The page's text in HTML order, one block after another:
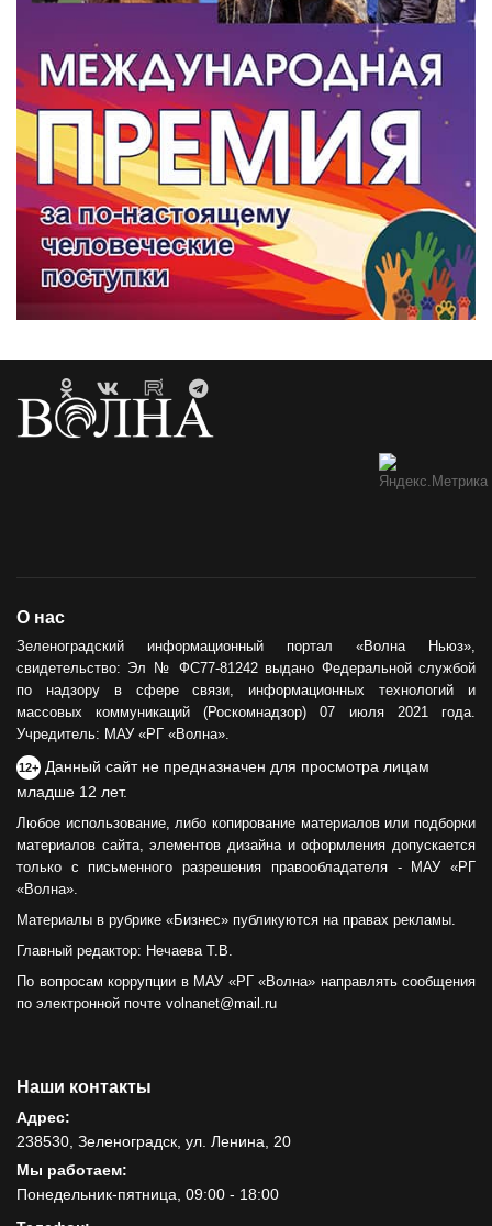
О нас
Зеленоградский информационный портал «Волна Ньюз»,
свидетельство: Эл № ФС77-81242 выдано Федеральной службой
по надзору в сфере связи, информационных технологий и
массовых коммуникаций (Роскомнадзор) 07 июля 2021 года.
Учредитель: МАУ «РГ «Волна».
12+ Данный сайт не предназначен для просмотра лицам
младше 12 лет.
Любое использование, либо копирование материалов или подборки
материалов сайта, элементов дизайна и оформления допускается
только с письменного разрешения правообладателя - МАУ «РГ
«Волна».
Материалы в рубрике «Бизнес» публикуются на правах рекламы.
Главный редактор: Нечаева Т.В.
По вопросам коррупции в МАУ «РГ «Волна» направлять сообщения
по электронной почте volnanet@mail.ru
Наши контакты
Адрес:
238530, Зеленоградск, ул. Ленина, 20
Мы работаем:
Понедельник-пятница, 09:00 - 18:00